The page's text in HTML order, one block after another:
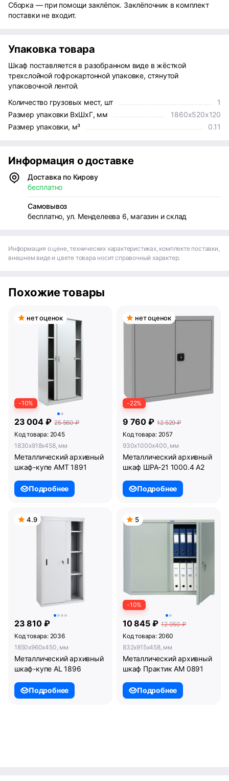
Сборка — при помощи заклёпок. Заклёпочник в комплект
поставки не входит.
Упаковка товара
Шкаф поставляется в разобранном виде в жёсткой
трехслойной гофрокартонной упаковке, стянутой
упаковочной лентой.
Количество грузовых мест, шт
1
Размер упаковки ВхШхГ, мм
1860х520х120
Размер упаковки, м³
0.11
Информация о доставке
Доставка по Кирову
бесплатно
Самовывоз
бесплатно, ул. Менделеева 6, магазин и склад
Информация о цене, технических характеристиках, комплекте поставки,
внешнем виде и цвете товара носит справочный характер.
Похожие товары
нет оценок
-10%
23 004 ₽ 25 560 ₽
Код товара: 2045
1830x918x458, мм
Металлический архивный
шкаф-купе AMT 1891
Подробнее
нет оценок
-22%
9 760 ₽ 12 529 ₽
Код товара: 2057
930x1000x400, мм
Металлический архивный
шкаф ШРА-21 1000.4 А2
Подробнее
4.9
23 810 ₽
Код товара: 2036
1850x960x450, мм
Металлический архивный
шкаф-купе AL 1896
Подробнее
5
-10%
10 845 ₽ 12 050 ₽
Код товара: 2060
832x915x458, мм
Металлический архивный
шкаф Практик AM 0891
Подробнее